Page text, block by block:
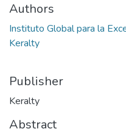
Authors
Instituto Global para la
Keralty
Publisher
Keralty
Abstract